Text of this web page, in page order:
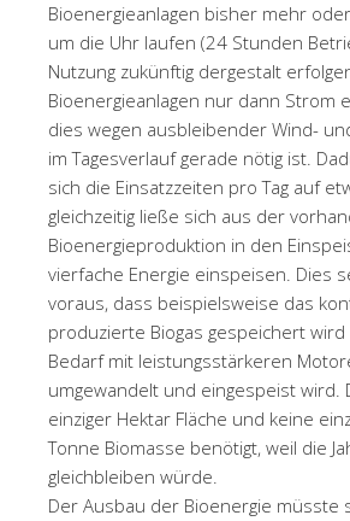
Bioenergieanlagen bisher mehr
um die Uhr laufen (24 Stunden
Nutzung zukünftig dergestalt
Bioenergieanlagen nur dann Strom
dies wegen ausbleibender Wind-
im Tagesverlauf gerade nötig ist.
sich die Einsatzzeiten pro Tag auf
gleichzeitig ließe sich aus der
Bioenergieproduktion in den
vierfache Energie einspeisen. Dies
voraus, dass beispielsweise das
produzierte Biogas gespeichert
Bedarf mit leistungsstärkeren
umgewandelt und eingespeist wird.
einziger Hektar Fläche und keine
Tonne Biomasse benötigt, weil die
gleichbleiben würde.
Der Ausbau der Bioenergie müsste